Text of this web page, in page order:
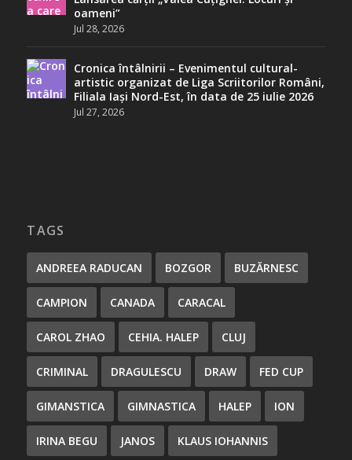
oameni”
Jul 28, 2026
Cronica întâlnirii – Evenimentul cultural-
artistic organizat de Liga Scriitorilor Români,
Filiala Iași Nord-Est, în data de 25 iulie 2026
Jul 27, 2026
TAGS
ANDREEA RADUCAN BOZGOR BUZĂRNESC
CAMPION CANADA CARACAL
CAROL ZHAO CEHIA. HALEP CLUJ
CRIMINAL DRAGULESCU DRAW FED CUP
GIMANSTICA GIMNASTICA HALEP ION
IRINA BEGU JANOS KLAUS IOHANNIS